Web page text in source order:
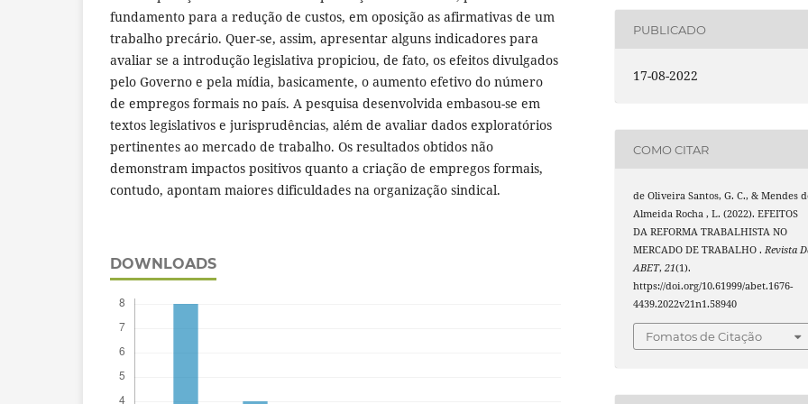
fundamento para a redução de custos, em oposição as afirmativas de um
trabalho precário. Quer-se, assim, apresentar alguns indicadores para
avaliar se a introdução legislativa propiciou, de fato, os efeitos divulgados
pelo Governo e pela mídia, basicamente, o aumento efetivo do número
de empregos formais no país. A pesquisa desenvolvida embasou-se em
textos legislativos e jurisprudências, além de avaliar dados exploratórios
pertinentes ao mercado de trabalho. Os resultados obtidos não
demonstram impactos positivos quanto a criação de empregos formais,
contudo, apontam maiores dificuldades na organização sindical.
DOWNLOADS
PUBLICADO
17-08-2022
COMO CITAR
de Oliveira Santos, G. C., & Mendes
Almeida Rocha , L. (2022). EFEITOS
DA REFORMA TRABALHISTA NO
MERCADO DE TRABALHO .Revista
ABET,21(1).
https://doi.org/10.61999/abet.1676-
4439.2022v21n1.58940
Fomatos de Citação